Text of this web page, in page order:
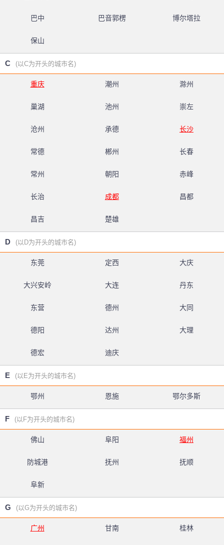
巴中 巴音郭楞 博尔塔拉
保山
C (以C为开头的城市名)
重庆 潮州 滁州
巢湖 池州 崇左
沧州 承德 长沙
常德 郴州 长春
常州 朝阳 赤峰
长治 成都 昌都
昌吉 楚雄
D (以D为开头的城市名)
东莞 定西 大庆
大兴安岭 大连 丹东
东营 德州 大同
德阳 达州 大理
德宏 迪庆
E (以E为开头的城市名)
鄂州 恩施 鄂尔多斯
F (以F为开头的城市名)
佛山 阜阳 福州
防城港 抚州 抚顺
阜新
G (以G为开头的城市名)
广州 甘南 桂林